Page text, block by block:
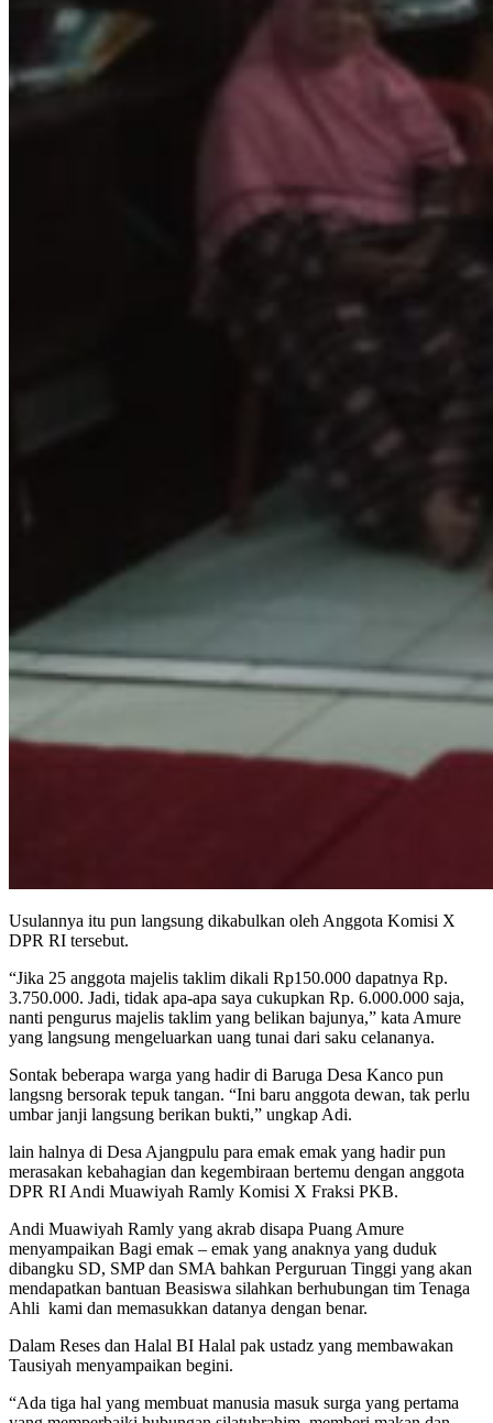
Usulannya itu pun langsung dikabulkan oleh Anggota Komisi X
DPR RI tersebut.
“Jika 25 anggota majelis taklim dikali Rp150.000 dapatnya Rp.
3.750.000. Jadi, tidak apa-apa saya cukupkan Rp. 6.000.000 saja,
nanti pengurus majelis taklim yang belikan bajunya,” kata Amure
yang langsung mengeluarkan uang tunai dari saku celananya.
Sontak beberapa warga yang hadir di Baruga Desa Kanco pun
langsng bersorak tepuk tangan. “Ini baru anggota dewan, tak perlu
umbar janji langsung berikan bukti,” ungkap Adi.
lain halnya di Desa Ajangpulu para emak emak yang hadir pun
merasakan kebahagian dan kegembiraan bertemu dengan anggota
DPR RI Andi Muawiyah Ramly Komisi X Fraksi PKB.
Andi Muawiyah Ramly yang akrab disapa Puang Amure
menyampaikan Bagi emak – emak yang anaknya yang duduk
dibangku SD, SMP dan SMA bahkan Perguruan Tinggi yang akan
mendapatkan bantuan Beasiswa silahkan berhubungan tim Tenaga
Ahli kami dan memasukkan datanya dengan benar.
Dalam Reses dan Halal BI Halal pak ustadz yang membawakan
Tausiyah menyampaikan begini.
“Ada tiga hal yang membuat manusia masuk surga yang pertama